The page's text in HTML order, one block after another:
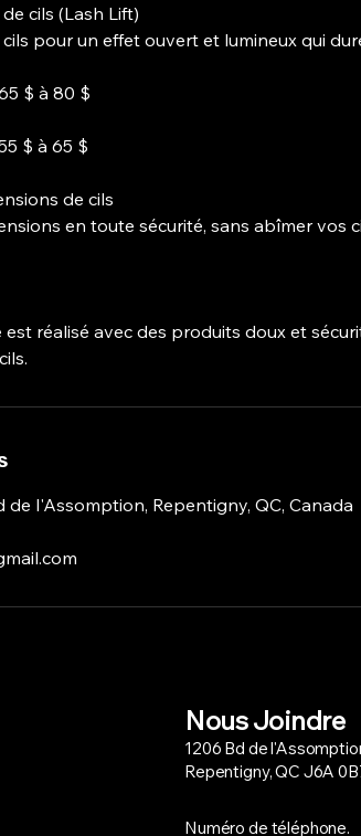
cils (Lash Lift)
pour un effet ouvert et lumineux qui
$ à 80 $
$ à 65 $
de cils
en toute sécurité, sans abîmer vos
est réalisé avec des produits doux et
de l'Assomption, Repentigny, QC, Canada
Nous Joindre
1206 Bd de
Repentigny, QC J6A
Numéro de téléphone.